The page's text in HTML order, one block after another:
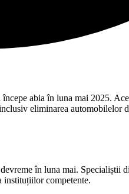
abia în luna mai 2025.
eliminarea
în luna mai. Specialiștii
instituțiilor competente.